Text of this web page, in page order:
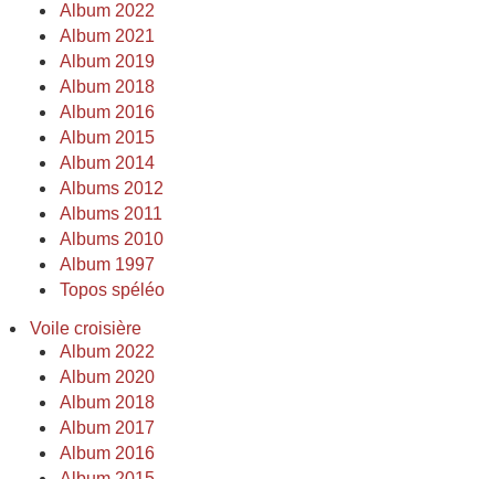
Album 2022
Album 2021
Album 2019
Album 2018
Album 2016
Album 2015
Album 2014
Albums 2012
Albums 2011
Albums 2010
Album 1997
Topos spéléo
Voile croisière
Album 2022
Album 2020
Album 2018
Album 2017
Album 2016